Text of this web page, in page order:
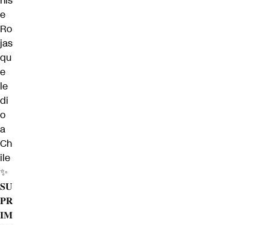
e
Ro
jas
qu
e
le
di
o
a
Ch
ile
✨
𝐒𝐔
𝐏𝐑
𝐈𝐌